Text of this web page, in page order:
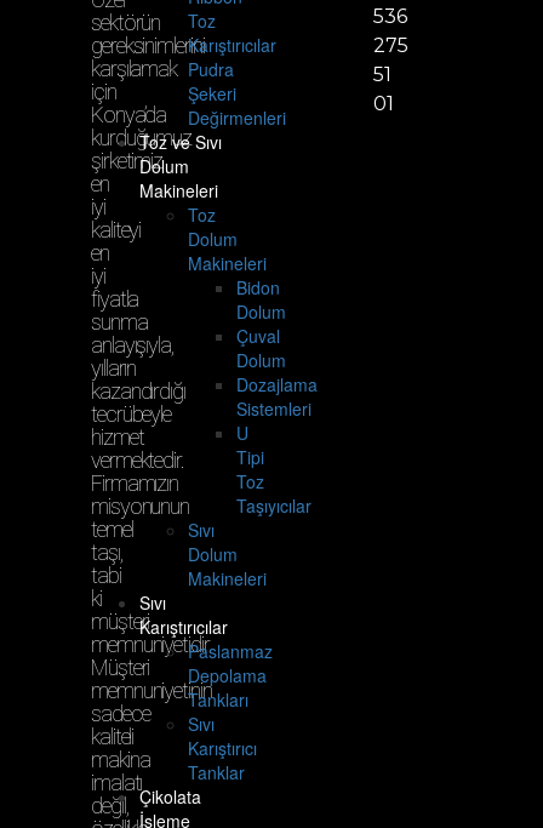
sektörün
gereksinimlerini
karşılamak
için
Konya’da
kurduğumuz
şirketimiz
en
iyi
kaliteyi
en
iyi
fiyatla
sunma
anlayışıyla,
yılların
kazandırdığı
tecrübeyle
hizmet
vermektedir.
Firmamızın
misyonunun
temel
taşı,
tabi
ki
müşteri
memnuniyetidir.
Müşteri
memnuniyetinin
sadece
kaliteli
makina
imalatı
değil,
Toz
Karıştırıcılar
Pudra
Şekeri
Değirmenleri
Toz ve Sıvı
Dolum
Makineleri
Toz
Dolum
Makineleri
Bidon
Dolum
Çuval
Dolum
Dozajlama
Sistemleri
U
Tipi
Toz
Taşıyıcılar
Sıvı
Dolum
Makineleri
Sıvı
Karıştırıcılar
Paslanmaz
Depolama
Tankları
Sıvı
Karıştırıcı
Tanklar
Çikolata
İşleme
536
275
51
01